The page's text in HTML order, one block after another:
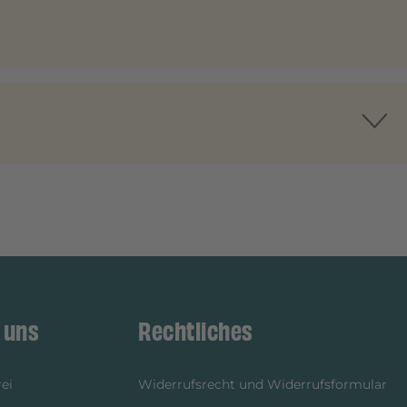
Rechtliches
Widerrufsrecht und Widerrufsformular